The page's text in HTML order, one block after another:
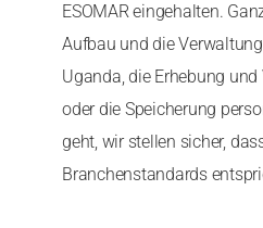
ESOMAR eingehalten.
Aufbau und die
Uganda, die Erhebung
oder die Speicherung
geht, wir stellen sicher,
Branchenstandards